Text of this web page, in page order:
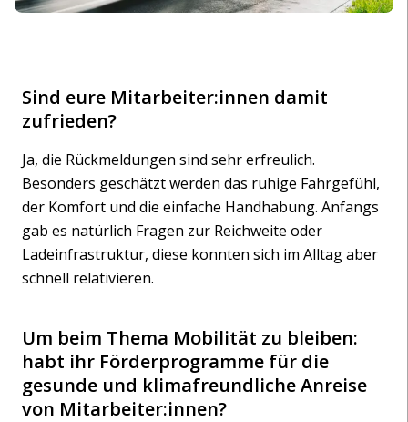
Sind eure Mitarbeiter:innen damit
zufrieden?
Ja, die Rückmeldungen sind sehr erfreulich.
Besonders geschätzt werden das ruhige Fahrgefühl,
der Komfort und die einfache Handhabung. Anfangs
gab es natürlich Fragen zur Reichweite oder
Ladeinfrastruktur, diese konnten sich im Alltag aber
schnell relativieren.
Um beim Thema Mobilität zu bleiben:
habt ihr Förderprogramme für die
gesunde und klimafreundliche Anreise
von Mitarbeiter:innen?